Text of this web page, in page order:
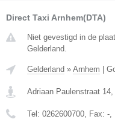
Direct Taxi Arnhem(DTA)
Niet gevestigd in de
Gelderland.
Gelderland » Arnhem
Adriaan Paulenstraat 14
Tel: 0262600700 , Fax: -